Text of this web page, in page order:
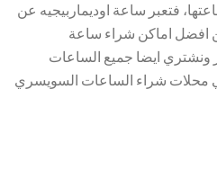
فتعبر ساعة اوديماربيجيه عن
افضل اماكن شراء ساعة
ونشتري ايضا جميع الساعات
محلات شراء الساعات السويسري